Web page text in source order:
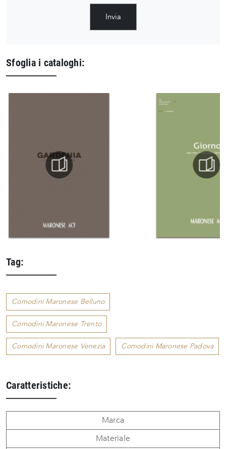
Invia
Sfoglia i cataloghi:
Tag:
Comodini Maronese Belluno
Comodini Maronese Trento
Comodini Maronese Venezia Comodini Maronese Padova
Caratteristiche:
Marca
Materiale